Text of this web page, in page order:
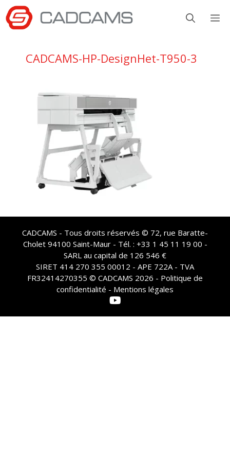
Aller
au
contenu
CADCAMS-HP-DesignHet-T950-3
CADCAMS - Tous droits réservés © 72, rue Baratte-
Cholet 94100 Saint-Maur - Tél. : +33 1 45 11 19 00 -
SARL au capital de 126 546 €
SIRET 414 270 355 00012 - APE 722A - TVA
FR32414270355 © CADCAMS 2026 - Politique de
confidentialité - Mentions légales